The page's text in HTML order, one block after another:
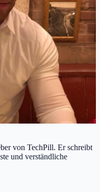
von TechPill. Er schreibt
und verständliche